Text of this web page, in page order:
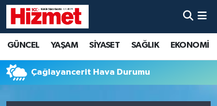
GÜNCEL YAŞAM SİYASET SAĞLIK EKONOMİ
Çağlayancerit Hava Durumu
YAŞAM
SİYASET
Denizli Hava Durumu
Denizli Trafik Yoğunluk Haritası